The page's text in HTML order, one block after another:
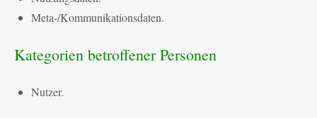
Meta-/Kommunikationsdaten.
Kategorien betroffener Personen
Nutzer.